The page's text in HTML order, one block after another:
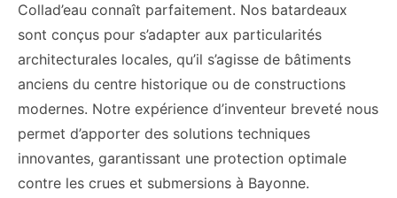
Collad’eau connaît parfaitement. Nos batardeaux
sont conçus pour s’adapter aux particularités
architecturales locales, qu’il s’agisse de bâtiments
anciens du centre historique ou de constructions
modernes. Notre expérience d’inventeur breveté nous
permet d’apporter des solutions techniques
innovantes, garantissant une protection optimale
contre les crues et submersions à Bayonne.